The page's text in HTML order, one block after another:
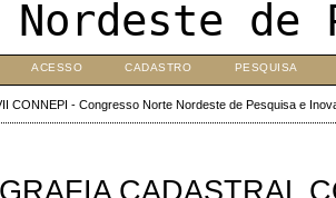
Nordeste de
ACESSO CADASTRO PESQUISA
CONNEPI - Congresso Norte Nordeste de Pesquisa e
CADASTRAL